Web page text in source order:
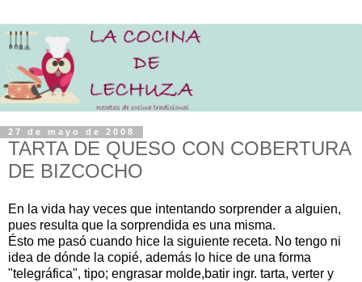
27 de mayo de 2008
TARTA DE QUESO CON COBERTURA
DE BIZCOCHO
En la vida hay veces que intentando sorprender a alguien,
pues resulta que la sorprendida es una misma.
Ésto me pasó cuando hice la siguiente receta. No tengo ni
idea de dónde la copié, además lo hice de una forma
"telegráfica", tipo; engrasar molde,batir ingr. tarta, verter y